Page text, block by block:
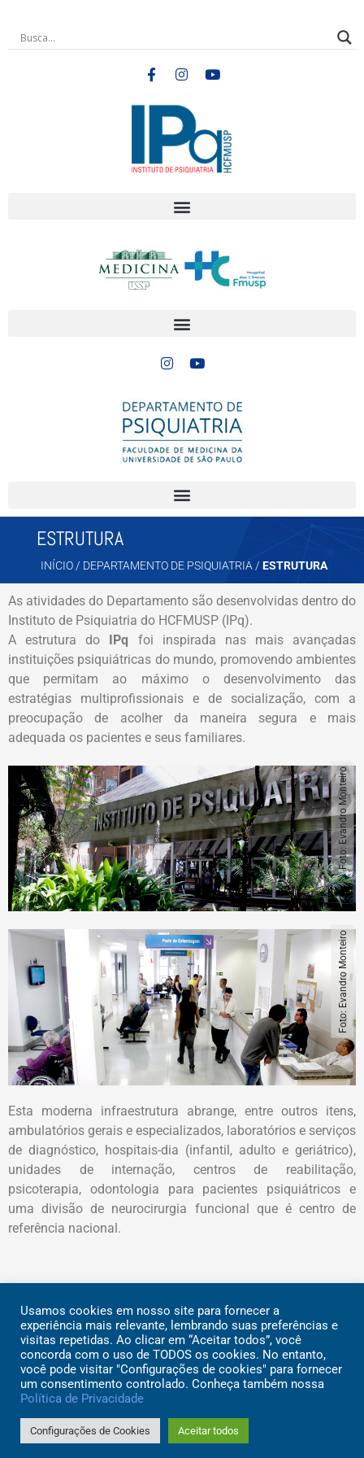
ESTRUTURA
INÍCIO / DEPARTAMENTO DE PSIQUIATRIA / ESTRUTURA
As atividades do Departamento são desenvolvidas dentro do
Instituto de Psiquiatria do HCFMUSP (IPq).
A estrutura do IPq foi inspirada nas mais avançadas
instituições psiquiátricas do mundo, promovendo ambientes
que permitam ao máximo o desenvolvimento das
estratégias multiprofissionais e de socialização, com a
preocupação de acolher da maneira segura e mais
adequada os pacientes e seus familiares.
Foto: Evandro Monteiro
Foto: Evandro Monteiro
Esta moderna infraestrutura abrange, entre outros itens,
ambulatórios gerais e especializados, laboratórios e serviços
de diagnóstico, hospitais-dia (infantil, adulto e geriátrico),
unidades de internação, centros de reabilitação,
psicoterapia, odontologia para pacientes psiquiátricos e
uma divisão de neurocirurgia funcional que é centro de
referência nacional.
Rua Dr. Ovídio Pires de Campos, 785 | CEP 05403-903 | São
Paulo | SP
© 2026 – Instituto de Psiquiatria do Hospital das Clínicas da
Faculdade de Medicina da Universidade de São Paulo
desenvolvido porEstúdio BASS
Usamos cookies em nosso site para fornecer a
experiência mais relevante, lembrando suas preferências e
visitas repetidas. Ao clicar em “Aceitar todos”, você
concorda com o uso de TODOS os cookies. No entanto,
você pode visitar "Configurações de cookies" para fornecer
um consentimento controlado. Conheça também nossa
Política de Privacidade
Configurações de Cookies Aceitar todos